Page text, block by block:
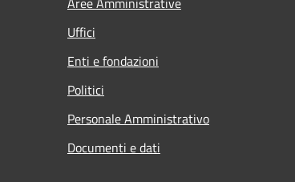
Uffici
Enti e fondazioni
Politici
Personale Amministrativo
Documenti e dati